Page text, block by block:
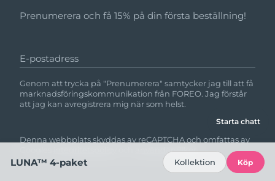
Prenumerera och få 15% på din första beställning!
E-postadress
Genom att trycka på "Prenumerera" samtycker jag till att få
marknadsföringskommunikation från FOREO. Jag förstår
att jag kan avregistrera mig när som helst.
Denna webbplats skyddas av reCAPTCHA och omfattas av
användarvillkor.
Starta chatt
LUNA™ 4-paket Kollektion Köp